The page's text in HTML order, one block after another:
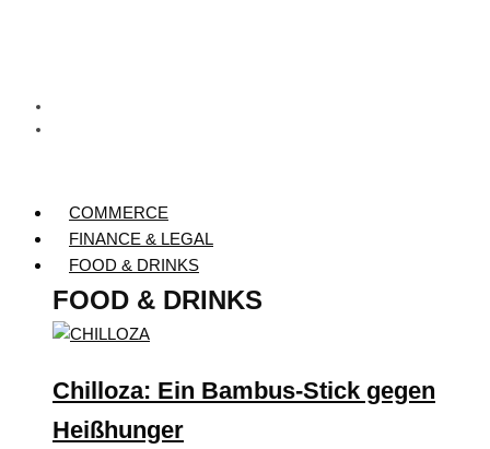
COMMERCE
FINANCE & LEGAL
FOOD & DRINKS
FOOD & DRINKS
Chilloza: Ein Bambus-Stick gegen
Heißhunger